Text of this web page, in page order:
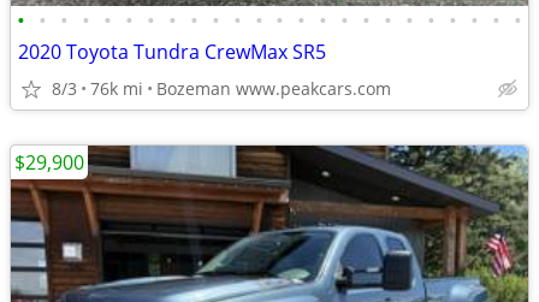
• • • • • • • • • • • • • • • • • • • • • • • •
2020 Toyota Tundra CrewMax SR5
8/3 76k mi Bozeman www.peakcars.com
$29,900